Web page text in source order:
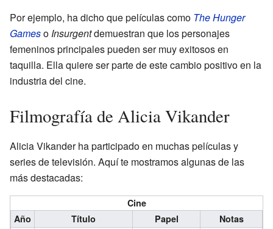
Por ejemplo, ha dicho que películas como The Hunger
Gameso Insurgentdemuestran que los personajes
femeninos principales pueden ser muy exitosos en
taquilla. Ella quiere ser parte de este cambio positivo en la
industria del cine.
Filmografía de Alicia Vikander
Alicia Vikander ha participado en muchas películas y
series de televisión. Aquí te mostramos algunas de las
más destacadas:
Cine
Año
Título Papel Notas